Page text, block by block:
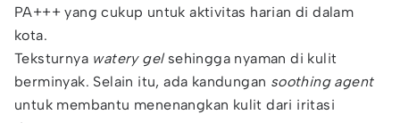
PA+++ yang cukup untuk aktivitas harian di dalam
kota.
Teksturnya watery gel sehingga nyaman di kulit
berminyak. Selain itu, ada kandungan soothing agent
untuk membantu menenangkan kulit dari iritasi